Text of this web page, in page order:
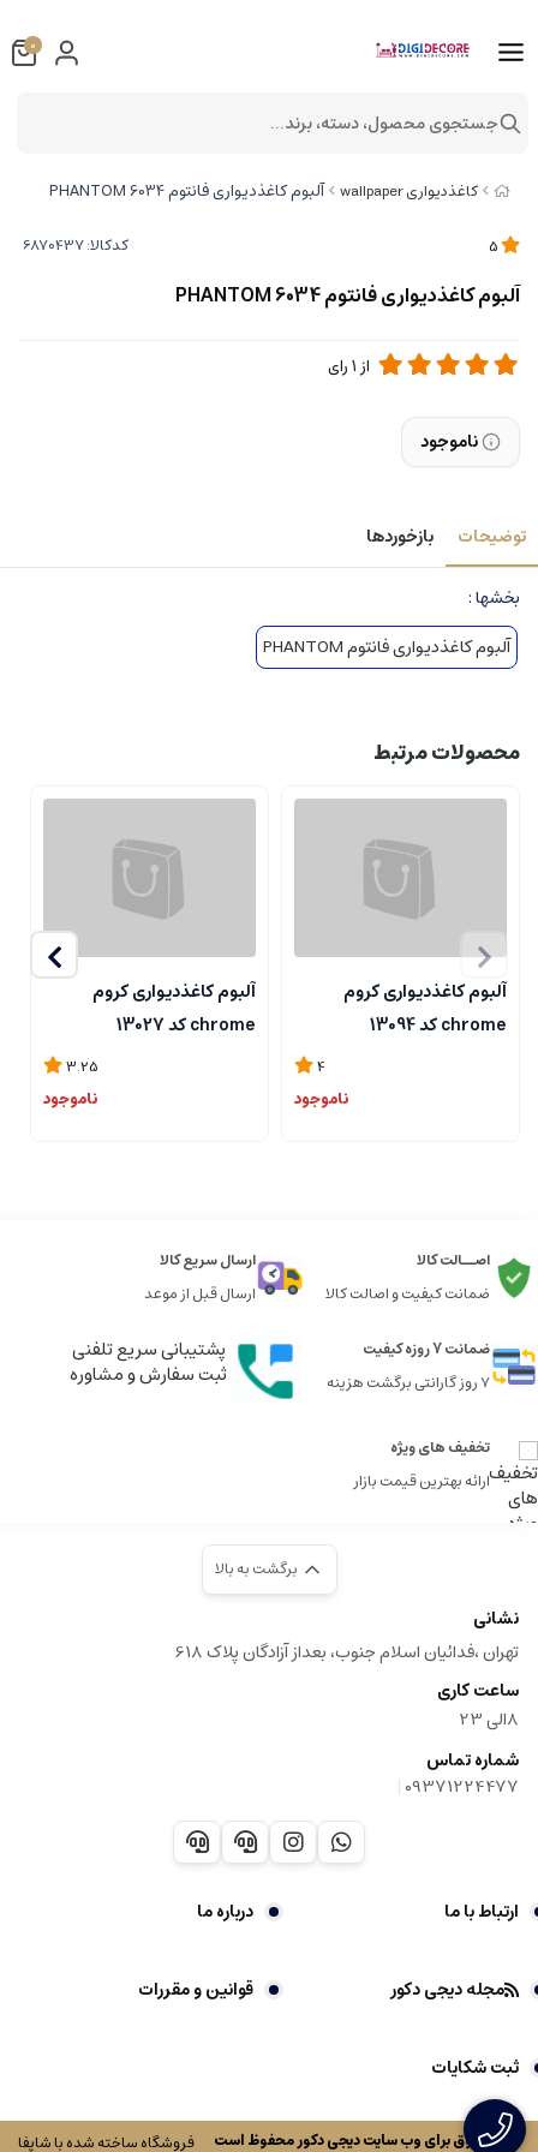
کاغذدیواری wallpaper آلبوم کاغذدیواری فانتوم 6034 PHANTOM
کدکالا:
آلبوم کاغذدیواری فانتوم 6034 PHANTOM
از 1رای
ناموجود
توضیحات بازخوردها
بخشها :
آلبوم کاغذدیواری فانتوم PHANTOM
محصولات مرتبط
آلبوم کاغذدیواری کروم
chrome کد 13094
4
ناموجود
آلبوم کاغذدیواری کروم
chrome کد 13027
3.25
ناموجود
اصــالت کالا
ضمانت کیفیت و اصالت کالا
ارسال سریع کالا
ارسال قبل از موعد
ضمانت 7 روزه کیفیت
7 روز گارانتی برگشت هزینه
پشتیبانی سریع تلفنی
ثبت سفارش و مشاوره
تخفیف های ویژه
ارائه بهترین قیمت بازار
برگشت به بالا
نشانی
تهران ،فدائیان اسلام جنوب، بعداز آزادگان پلاک 618
ساعت کاری
8الی 23
شماره تماس
09371224477
|
ارتباط با ما درباره ما
مجله دیجی دکور قوانین و مقررات
ثبت شکایات
کلیه حقوق برای وب سایتدیجی دکورمحفوظ است فروشگاه ساخته شده با شاپفا
0
جستجوی محصول، دسته، برند...